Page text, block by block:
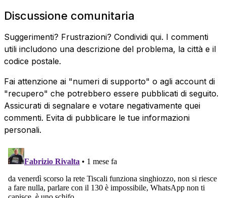
Discussione comunitaria
Suggerimenti? Frustrazioni? Condividi qui. I commenti
utili includono una descrizione del problema, la città e il
codice postale.
Fai attenzione ai "numeri di supporto" o agli account di
"recupero" che potrebbero essere pubblicati di seguito.
Assicurati di segnalare e votare negativamente quei
commenti. Evita di pubblicare le tue informazioni
personali.